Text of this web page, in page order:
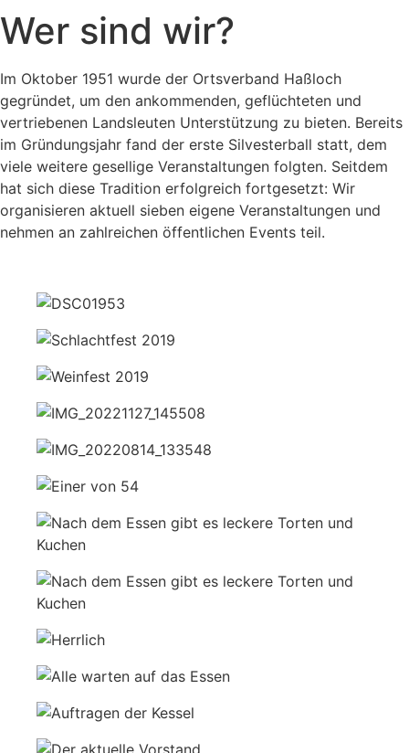
Wer sind wir?
Im Oktober 1951 wurde der Ortsverband Haßloch
gegründet, um den ankommenden, geflüchteten und
vertriebenen Landsleuten Unterstützung zu bieten. Bereits
im Gründungsjahr fand der erste Silvesterball statt, dem
viele weitere gesellige Veranstaltungen folgten. Seitdem
hat sich diese Tradition erfolgreich fortgesetzt: Wir
organisieren aktuell sieben eigene Veranstaltungen und
nehmen an zahlreichen öffentlichen Events teil.